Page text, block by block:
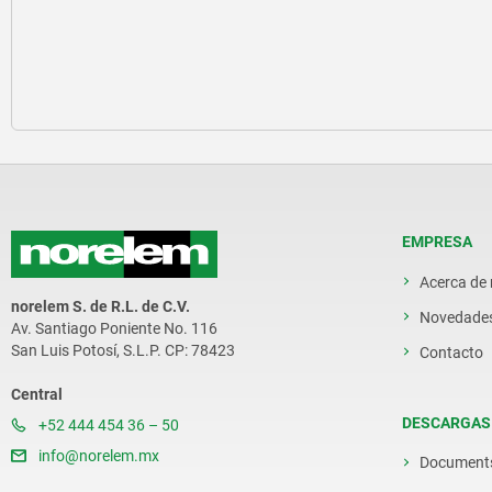
norelem S. de R.L. de C.V.
Av. Santiago Poniente No. 116
San Luis Potosí, S.L.P. CP: 78423
Central
+52 444 454 36 – 50
info@norelem.mx
EMPRESA
Acerca
Contacto
DESCARGAS